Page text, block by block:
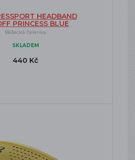
HEADBAND
PRINCESS BLUE
Běžecká čelenka
SKLADEM
440 Kč